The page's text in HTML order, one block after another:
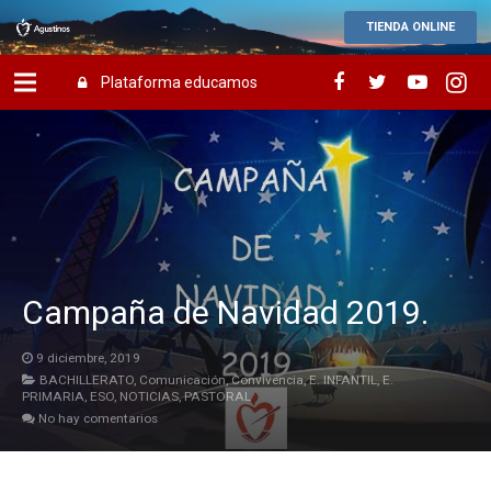
TIENDA ONLINE
Plataforma educamos
Campaña de Navidad 2019.
9 diciembre, 2019
BACHILLERATO Comunicación,Convivencia,E. INFANTIL
E.
PRIMARIA ESO, NOTICIAS,PASTORAL
No hay comentarios